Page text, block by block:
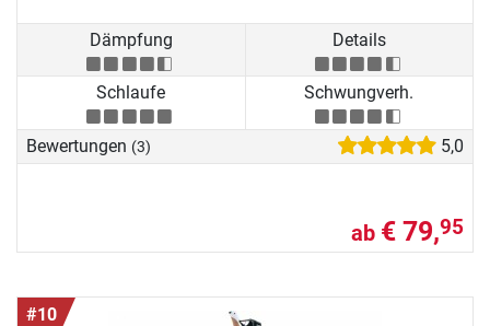
Dämpfung Details
Schlaufe Schwungverh.
Bewertungen (3) 5,0
ab € 79,95
#10